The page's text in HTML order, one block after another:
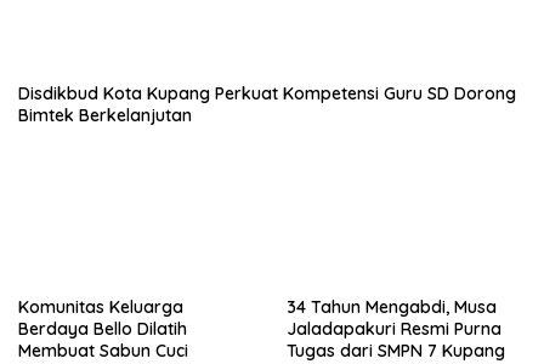
Disdikbud Kota Kupang Perkuat Kompetensi Guru SD Dorong
Bimtek Berkelanjutan
Komunitas Keluarga
Berdaya Bello Dilatih
Membuat Sabun Cuci
34 Tahun Mengabdi, Musa
Jaladapakuri Resmi Purna
Tugas dari SMPN 7 Kupang